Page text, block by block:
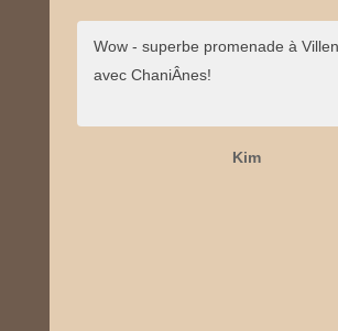
Wow - superbe promenade à
avec ChaniÂnes!
Kim